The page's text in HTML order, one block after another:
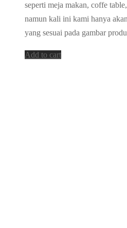
seperti meja makan, coffe
namun kali ini kami hanya
yang sesuai pada gambar
Add to cart